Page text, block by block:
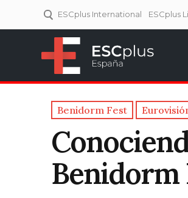
ESCplus International ESCplus
Benidorm Fest
Benidorm